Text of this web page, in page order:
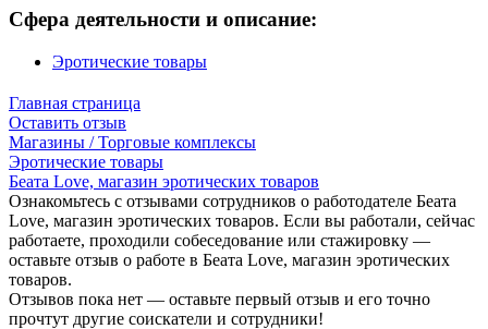
Сфера деятельности и описание:
Эротические товары
Главная страница
Оставить отзыв
Магазины / Торговые комплексы
Эротические товары
Беата Love, магазин эротических товаров
Ознакомьтесь с отзывами сотрудников о работодателе Беата
Love, магазин эротических товаров. Если вы работали, сейчас
работаете, проходили собеседование или стажировку —
оставьте отзыв о работе в Беата Love, магазин эротических
товаров.
Отзывов пока нет — оставьте первый отзыв и его точно
прочтут другие соискатели и сотрудники!